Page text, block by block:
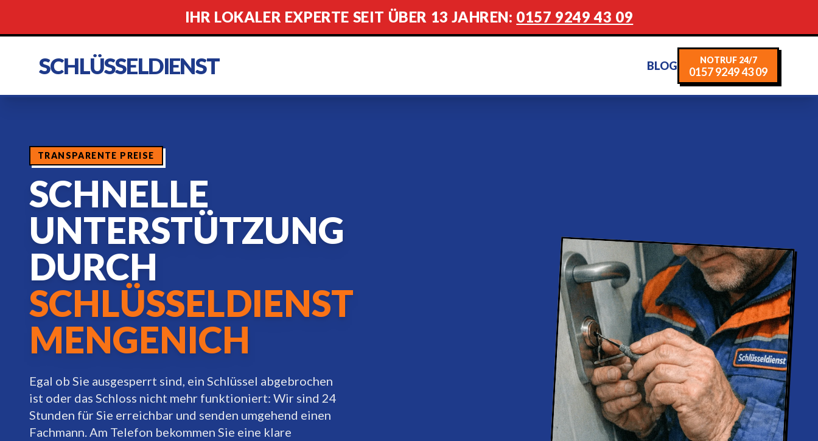
IHR LOKALER EXPERTE SEIT ÜBER 13 JAHREN: 0157 9249 43 09
SCHLÜSSELDIENST BLOG NOTRUF 24/7
0157 9249 43 09
TRANSPARENTE PREISE
SCHNELLE
UNTERSTÜTZUNG
DURCH
SCHLÜSSELDIENST
MENGENICH
Egal ob Sie ausgesperrt sind, ein Schlüssel abgebrochen
ist oder das Schloss nicht mehr funktioniert: Wir sind 24
Stunden für Sie erreichbar und senden umgehend einen
Fachmann. Am Telefon bekommen Sie eine klare